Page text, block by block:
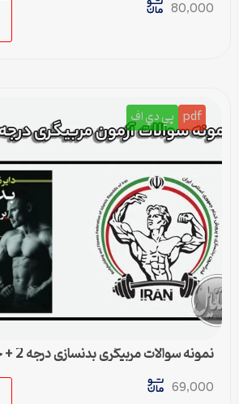
80,000
pdf پي دي اف
نمونه سوالات مربیگری بدنسازی درجه 2 + جواب
69,000